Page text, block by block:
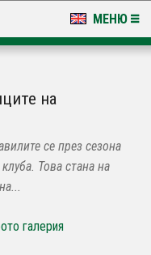
МЕНЮ
на
се през сезона
Това стана на
галерия